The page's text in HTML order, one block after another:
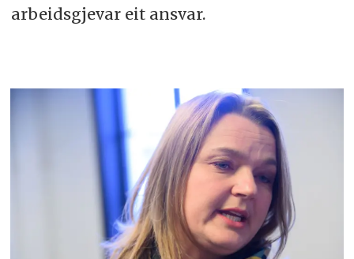
arbeidsgjevar eit ansvar.